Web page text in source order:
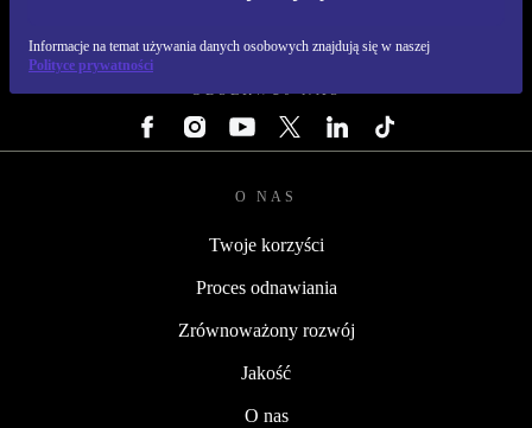
Informacje na temat używania danych osobowych znajdują się w naszej
Polityce prywatności
OBSERWUJ NAS
O NAS
Twoje korzyści
Proces odnawiania
Zrównoważony rozwój
Jakość
O nas